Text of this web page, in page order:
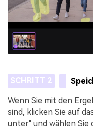
SCHRITT 2
Wenn Sie mit den
sind, klicken Sie auf
unter" und wählen Sie